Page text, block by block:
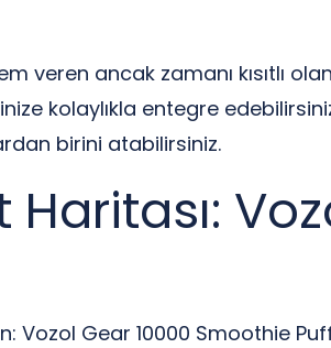
veren ancak zamanı kısıtlı
kolaylıkla entegre
birini atabilirsiniz.
Vozol Gear 10000 Smoothie